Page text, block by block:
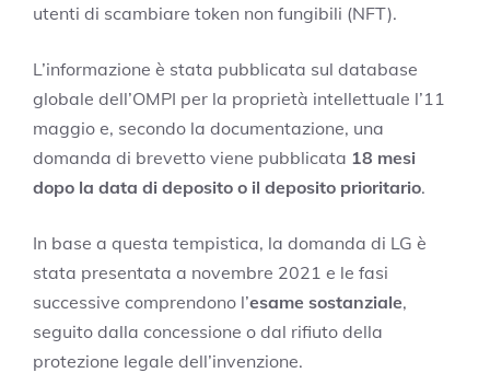
utenti di scambiare token non fungibili (NFT).
L’informazione è stata pubblicata sul database
globale dell’OMPI per la proprietà intellettuale l’11
maggio e, secondo la documentazione, una
domanda di brevetto viene pubblicata 18 mesi
dopo la data di deposito o il deposito prioritario.
In base a questa tempistica, la domanda di LG è
stata presentata a novembre 2021 e le fasi
successive comprendono l’esame sostanziale,
seguito dalla concessione o dal rifiuto della
protezione legale dell’invenzione.